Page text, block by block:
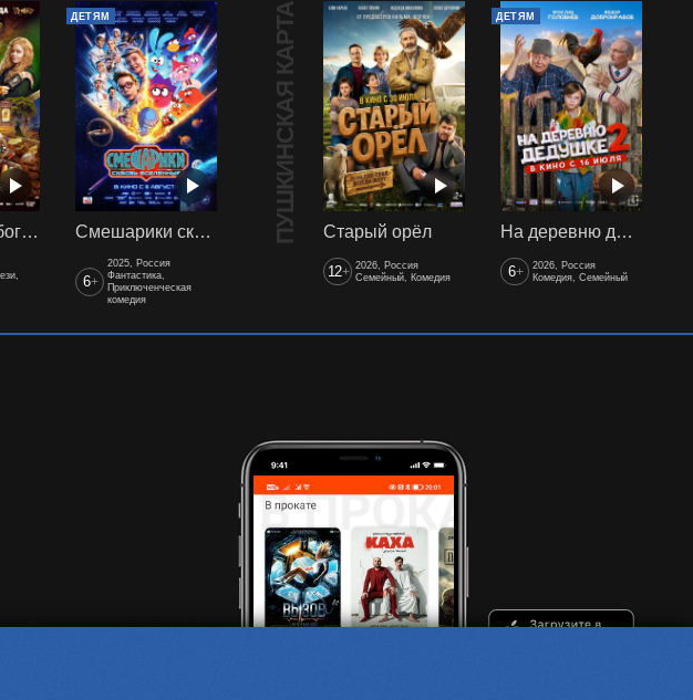
Последний богатырь. Колобок
ДЕТЯМ
Смешарики сквозь вселенные
6+
2025, Россия
Фантастика,
Приключенческая
комедия
ПУШКИНСКАЯ КАРТА Старый орёл
12+ 2026, Россия
Семейный, Комедия
ДЕТЯМ
На деревню дедушке 2
6+
2026, Россия
Комедия, Семейный